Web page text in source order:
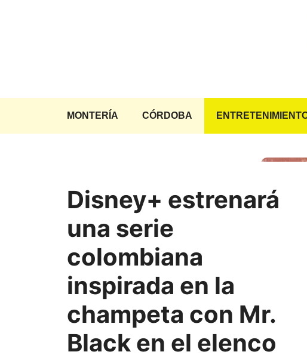
MONTERÍA CÓRDOBA
Disney+ estrenará
una serie
colombiana
inspirada en la
champeta con Mr.
Black en el elenco